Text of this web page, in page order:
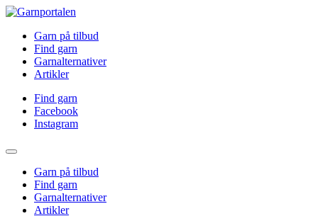
Garn på tilbud
Find garn
Garnalternativer
Artikler
Find garn
Facebook
Instagram
Garn på tilbud
Find garn
Garnalternativer
Artikler